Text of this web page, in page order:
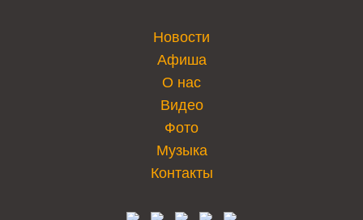
Новости
Афиша
О нас
Видео
Фото
Музыка
Контакты